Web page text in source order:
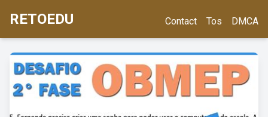
RETOEDU Contact Tos DMCA